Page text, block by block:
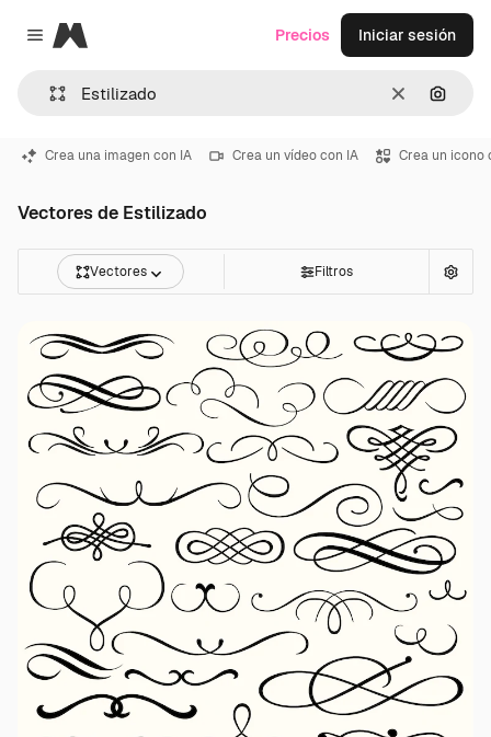
Close menu
Magnific
Borrar
Precios Iniciar sesión
Crea una imagen con IA Crea un vídeo con IA Crea un icono
Vectores de Estilizado
Vectores Filtros